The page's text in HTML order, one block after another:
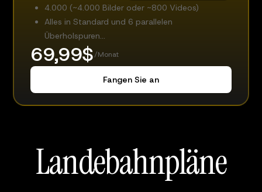
4.000 (~4.000 Bilder oder ~800 Videos)
Alles in Standard und 6 parallelen
Überholspuren...
69,99$/Monat
Fangen Sie an
Landebahnpläne